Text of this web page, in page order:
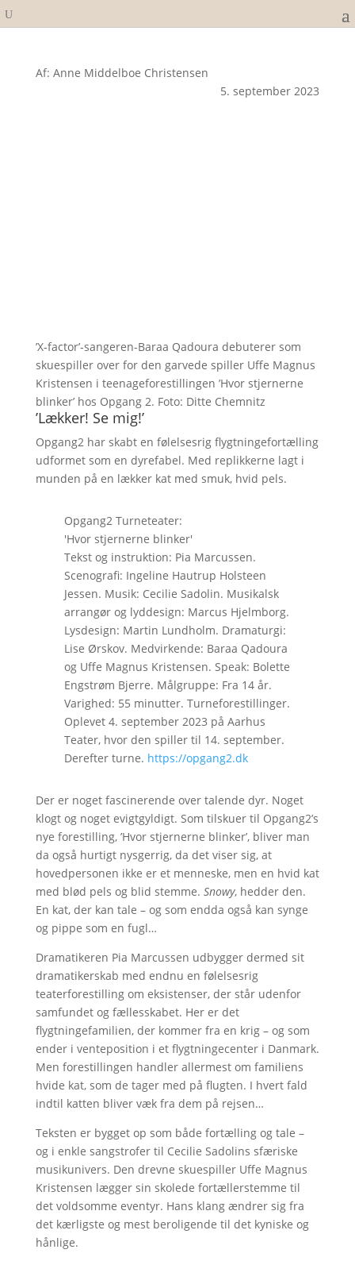
Af: Anne Middelboe Christensen
5. september 2023
’X-factor’-sangeren-Baraa Qadoura debuterer som
skuespiller over for den garvede spiller Uffe Magnus
Kristensen i teenageforestillingen ’Hvor stjernerne
blinker’ hos Opgang 2. Foto: Ditte Chemnitz
’Lækker! Se mig!’
Opgang2 har skabt en følelsesrig flygtningefortælling
udformet som en dyrefabel. Med replikkerne lagt i
munden på en lækker kat med smuk, hvid pels.
Opgang2 Turneteater:
'Hvor stjernerne blinker'
Tekst og instruktion: Pia Marcussen.
Scenografi: Ingeline Hautrup Holsteen
Jessen. Musik: Cecilie Sadolin. Musikalsk
arrangør og lyddesign: Marcus Hjelmborg.
Lysdesign: Martin Lundholm. Dramaturgi:
Lise Ørskov. Medvirkende: Baraa Qadoura
og Uffe Magnus Kristensen. Speak: Bolette
Engstrøm Bjerre. Målgruppe: Fra 14 år.
Varighed: 55 minutter. Turneforestillinger.
Oplevet 4. september 2023 på Aarhus
Teater, hvor den spiller til 14. september.
Derefter turne. https://opgang2.dk
Der er noget fascinerende over talende dyr. Noget
klogt og noget evigtgyldigt. Som tilskuer til Opgang2’s
nye forestilling, ’Hvor stjernerne blinker’, bliver man
da også hurtigt nysgerrig, da det viser sig, at
hovedpersonen ikke er et menneske, men en hvid kat
med blød pels og blid stemme. Snowy, hedder den.
En kat, der kan tale – og som endda også kan synge
og pippe som en fugl…
Dramatikeren Pia Marcussen udbygger dermed sit
dramatikerskab med endnu en følelsesrig
teaterforestilling om eksistenser, der står udenfor
samfundet og fællesskabet. Her er det
flygtningefamilien, der kommer fra en krig – og som
ender i venteposition i et flygtningecenter i Danmark.
Men forestillingen handler allermest om familiens
hvide kat, som de tager med på flugten. I hvert fald
indtil katten bliver væk fra dem på rejsen…
Teksten er bygget op som både fortælling og tale –
og i enkle sangstrofer til Cecilie Sadolins sfæriske
musikunivers. Den drevne skuespiller Uffe Magnus
Kristensen lægger sin skolede fortællerstemme til
det voldsomme eventyr. Hans klang ændrer sig fra
det kærligste og mest beroligende til det kyniske og
hånlige.